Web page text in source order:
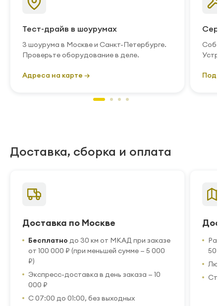
Тест-драйв в шоурумах
3 шоурума в Москве и Санкт-Петербурге.
Проверьте оборудование в деле.
Адреса на карте →
Доставка, сборка и оплата
Доставка по Москве
Бесплатно до 30 км от МКАД при заказе
от 100 000 ₽ (при меньшей сумме — 5 000
₽)
Экспресс-доставка в день заказа — 10
000 ₽
С 07:00 до 01:00, без выходных
50